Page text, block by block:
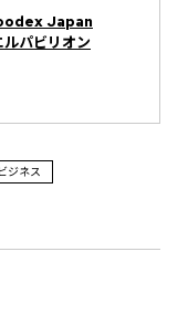
Japan
パビリオン
ジネス